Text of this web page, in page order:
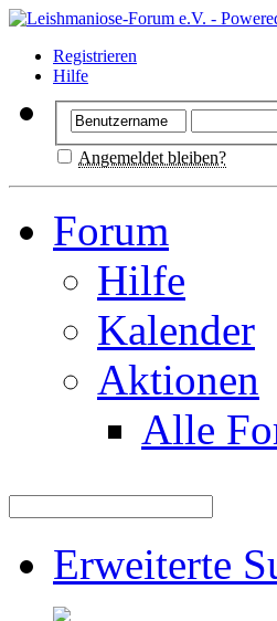
Registrieren
Hilfe
Angemeldet bleiben?
Forum
Hilfe
Kalender
Aktionen
Alle
Erweiterte